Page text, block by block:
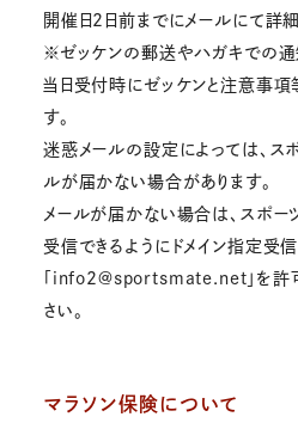
開催日2日前までにメールにて詳
※ゼッケンの郵送やハガキでの通
当日受付時にゼッケンと注意事項
す。
迷惑メールの設定によっては、ス
ルが届かない場合があります。
メールが届かない場合は、スポー
受信できるようにドメイン指定受
「info2@sportsmate.net」を許
さい。
マラソン保険について